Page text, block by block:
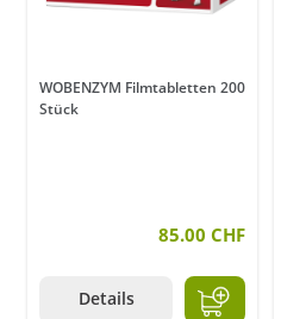
WOBENZYM Filmtabletten 200
Stück
85.00 CHF
Details